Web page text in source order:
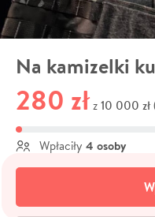
Na kamizelki
280 zł z 10 000 zł
Wpłaciły 4 osoby